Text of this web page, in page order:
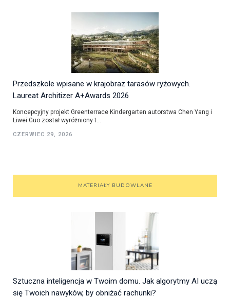
Przedszkole wpisane w krajobraz tarasów ryżowych.
Laureat Architizer A+Awards 2026
Koncepcyjny projekt Greenterrace Kindergarten autorstwa Chen Yang i
Liwei Guo został wyróżniony t...
CZERWIEC 29, 2026
MATERIAŁY BUDOWLANE
Sztuczna inteligencja w Twoim domu. Jak algorytmy AI uczą
się Twoich nawyków, by obniżać rachunki?